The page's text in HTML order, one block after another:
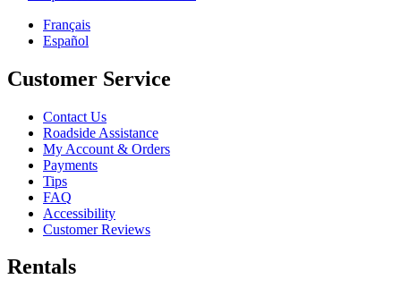
Français
Español
Customer Service
Contact Us
Roadside Assistance
My Account & Orders
Payments
Tips
FAQ
Accessibility
Customer Reviews
Rentals